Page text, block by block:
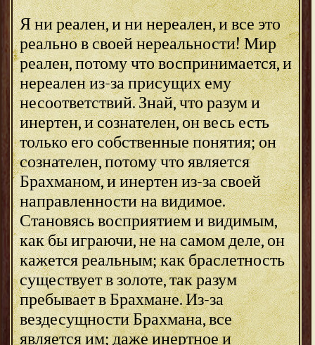
Я ни реален, и ни нереален, и все это
реально в своей нереальности! Мир
реален, потому что воспринимается, и
нереален из-за присущих ему
несоответствий. Знай, что разум и
инертен, и сознателен, он весь есть
только его собственные понятия; он
сознателен, потому что является
Брахманом, и инертен из-за своей
направленности на видимое.
Становясь восприятием и видимым,
как бы играючи, не на самом деле, он
кажется реальным; как браслетность
существует в золоте, так разум
пребывает в Брахмане. Из-за
вездесущности Брахмана, все
является им; даже инертное и